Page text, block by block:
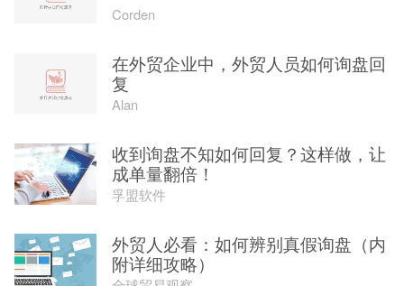
Corden
在外贸企业中，外贸人员如何询盘回
复
Alan
收到询盘不知如何回复？这样做，让
成单量翻倍！
孚盟软件
外贸人必看：如何辨别真假询盘（内
附详细攻略）